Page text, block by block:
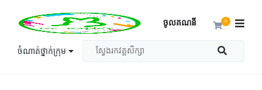
ចំណាត់ថ្នាក់ក្រុម
0
ចូលគណនី